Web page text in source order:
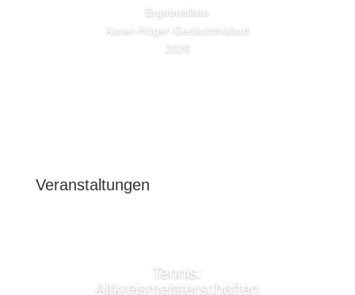
Ergebnisliste
Xaver-Höger-Gedächtnislauf
2026
Veranstaltungen
Tennis:
Altkreismeisterschaften